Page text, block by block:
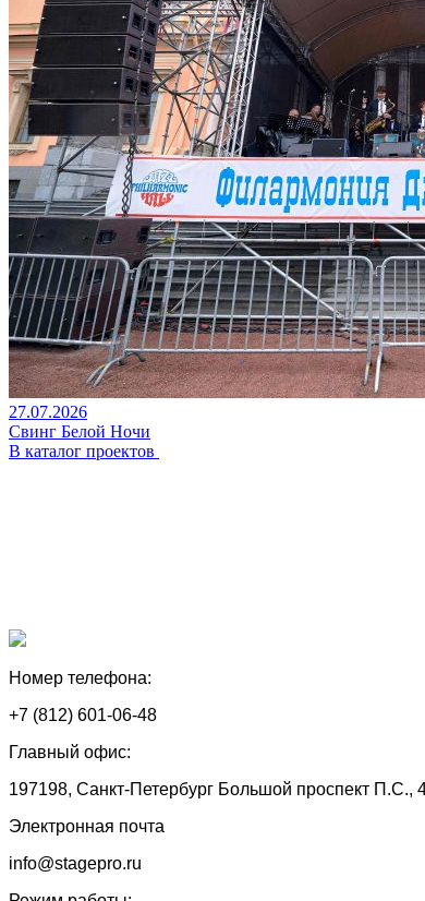
27.07.2026
Свинг Белой Ночи
В каталог проектов
Номер телефона:
+7 (812) 601-06-48
Главный офис:
197198, Санкт-Петербург Большой проспект
Электронная почта
info@stagepro.ru